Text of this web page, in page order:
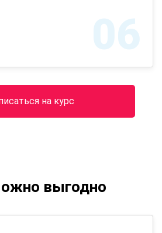
06
на курс
выгодно